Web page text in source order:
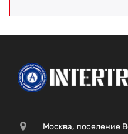
Москва, поселение